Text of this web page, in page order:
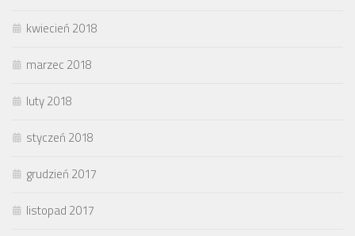
kwiecień 2018
marzec 2018
luty 2018
styczeń 2018
grudzień 2017
listopad 2017